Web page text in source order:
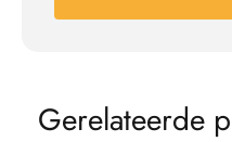
Gerelateerde p